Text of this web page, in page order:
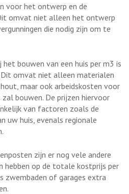
voor het ontwerp en de
omvat niet alleen het ontwerp
die nodig zijn om te
bouwen van een huis per m3 is
omvat niet alleen materialen
maar ook arbeidskosten voor
bouwen. De prijzen hiervoor
van factoren zoals de
uw huis, evenals regionale
zijn er nog vele andere
hebben op de totale kostprijs per
zwembaden of garages extra